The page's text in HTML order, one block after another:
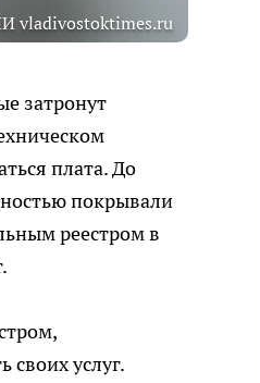
vladivostoktimes.ru
затронут
плата. До
покрывали
реестром в
услуг.